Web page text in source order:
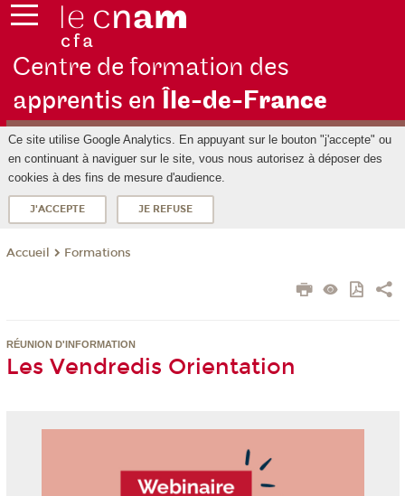
Centre de formation des
apprentis en Île-de-France
Ce site utilise Google Analytics. En appuyant sur le bouton "j'accepte" ou
en continuant à naviguer sur le site, vous nous autorisez à déposer des
cookies à des fins de mesure d'audience.
J'ACCEPTE JE REFUSE
Accueil Formations
RÉUNION D'INFORMATION
Les Vendredis Orientation